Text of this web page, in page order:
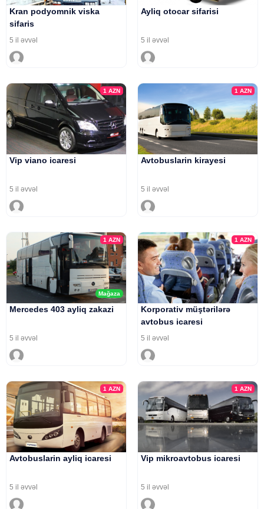
Kran podyomnik viska
sifaris
5 il əvvəl
Ayliq otocar sifarisi
5 il əvvəl
1AZN
Vip viano icaresi
5 il əvvəl
1 AZN
Avtobuslarin kirayesi
5 il əvvəl
Mağaza
1AZN
Mercedes 403 ayliq zakazi
5 il əvvəl
1 AZN
Korporativ müştərilərə
avtobus icaresi
5 il əvvəl
1AZN
Avtobuslarin ayliq icaresi
5 il əvvəl
1 AZN
Vip mikroavtobus icaresi
5 il əvvəl